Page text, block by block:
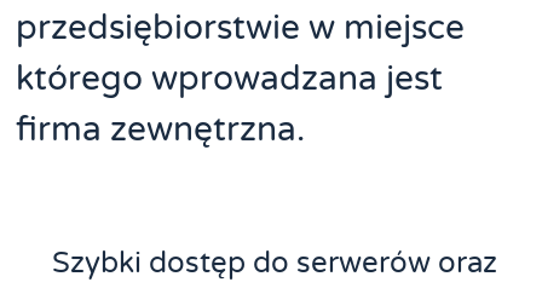
przedsiębiorstwie w miejsce
którego wprowadzana jest
firma zewnętrzna.
Szybki dostęp do serwerów oraz